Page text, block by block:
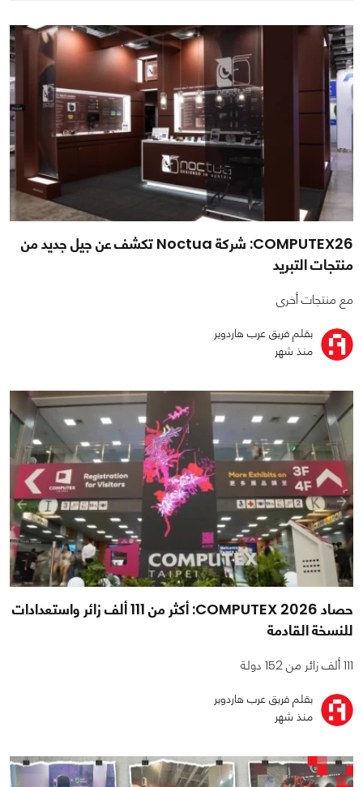
COMPUTEX26: شركة Noctua تكشف عن جيل جديد من
منتجات التبريد
مع منتجات أخرى
بقلم فريق عرب هاردوير
منذ شهر
حصاد COMPUTEX 2026: أكثر من 111 ألف زائر واستعدادات
للنسخة القادمة
111 ألف زائر من 152 دولة
بقلم فريق عرب هاردوير
منذ شهر